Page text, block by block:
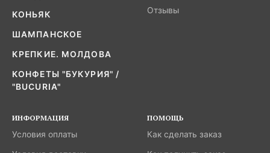
КОНЬЯК
ШАМПАНСКОЕ
КРЕПКИЕ. МОЛДОВА
КОНФЕТЫ "БУКУРИЯ" /
"BUCURIA"
Отзывы
ИНФОРМАЦИЯ
Условия оплаты
ПОМОЩЬ
Как сделать заказ